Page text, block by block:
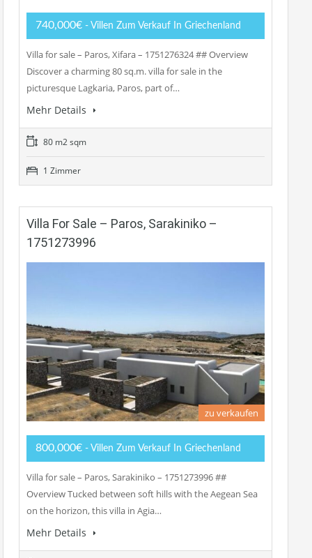
740,000€ - Villen Zum Verkauf In Griechenland
Villa for sale – Paros, Xifara – 1751276324 ## Overview
Discover a charming 80 sq.m. villa for sale in the
picturesque Lagkaria, Paros, part of…
Mehr Details
80 m2 sqm
1 Zimmer
Villa For Sale – Paros, Sarakiniko –
1751273996
zu verkaufen
800,000€ - Villen Zum Verkauf In Griechenland
Villa for sale – Paros, Sarakiniko – 1751273996 ##
Overview Tucked between soft hills with the Aegean Sea
on the horizon, this villa in Agia…
Mehr Details